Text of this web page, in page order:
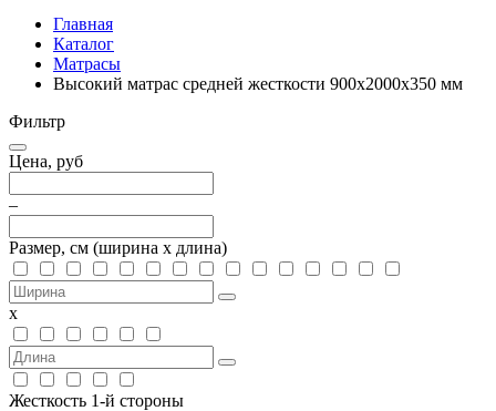
Главная
Каталог
Матрасы
Высокий матрас средней жесткости 900х2000х350 мм
Фильтр
Цена, руб
–
Размер, см (ширина х длина)
х
Жесткость 1-й стороны